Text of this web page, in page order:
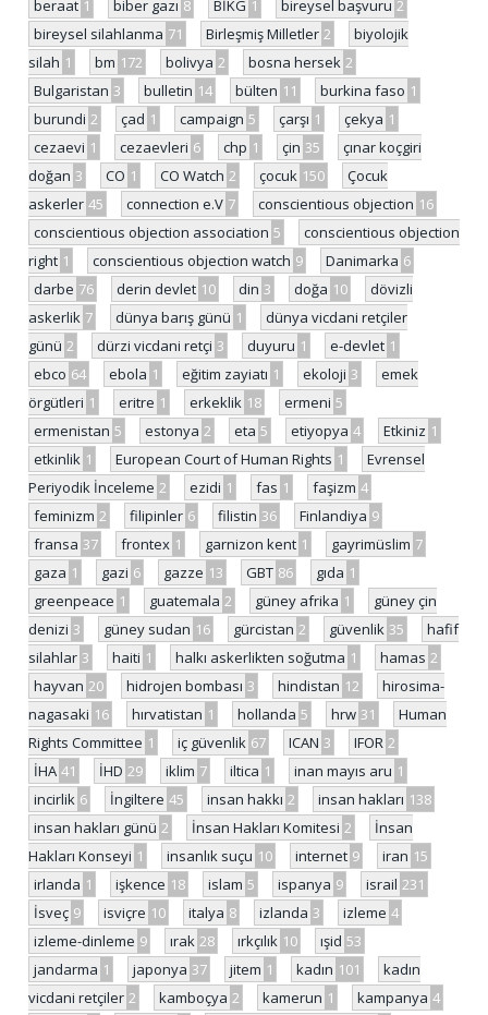
beraat 1 biber gazı 8 BİKG 1 bireysel başvuru 2
bireysel silahlanma 71 Birleşmiş Milletler 2
biyolojik
silah 1 bm 172 bolivya 2 bosna hersek 2
Bulgaristan 3 bulletin 14 bülten 11 burkina faso 1
burundi 2 çad 1 campaign 5 çarşı 1 çekya 1
cezaevi 1 cezaevleri 6 chp 1 çin 35
çınar koçgiri
doğan 3 CO 1 CO Watch 2 çocuk 150
Çocuk
askerler 45 connection e.V 7 conscientious objection 16
conscientious objection association 5
conscientious objection
right 1 conscientious objection watch 9 Danimarka 6
darbe 76 derin devlet 10 din 3 doğa 10
dövizli
askerlik 7 dünya barış günü 1
dünya vicdani retçiler
günü 2 dürzi vicdani retçi 3 duyuru 1 e-devlet 1
ebco 64 ebola 1 eğitim zayiatı 1 ekoloji 3
emek
örgütleri 1 eritre 1 erkeklik 18 ermeni 5
ermenistan 5 estonya 2 eta 5 etiyopya 4 Etkiniz 1
etkinlik 1 European Court of Human Rights 1
Evrensel
Periyodik İnceleme 2 ezidi 1 fas 1 faşizm 4
feminizm 2 filipinler 6 filistin 36 Finlandiya 9
fransa 37 frontex 1 garnizon kent 1 gayrimüslim 7
gaza 1 gazi 6 gazze 13 GBT 86 gıda 1
greenpeace 1 guatemala 2 güney afrika 1
güney çin
denizi 3 güney sudan 16 gürcistan 2 güvenlik 35
hafif
silahlar 3 haiti 1 halkı askerlikten soğutma 1 hamas 2
hayvan 20 hidrojen bombası 3 hindistan 12
hirosima-
nagasaki 16 hırvatistan 1 hollanda 5 hrw 31
Human
Rights Committee 1 iç güvenlik 67 ICAN 3 IFOR 2
İHA 41 İHD 29 iklim 7 iltica 1 inan mayıs aru 1
incirlik 6 İngiltere 45 insan hakkı 2 insan hakları 138
insan hakları günü 2 İnsan Hakları Komitesi 2
İnsan
Hakları Konseyi 1 insanlık suçu 10 internet 9 iran 15
irlanda 1 işkence 18 islam 5 ispanya 9 israil 231
İsveç 9 isviçre 10 italya 8 izlanda 3 izleme 4
izleme-dinleme 9 ırak 28 ırkçılık 10 ışid 53
jandarma 1 japonya 37 jitem 1 kadın 101
kadın
vicdani retçiler 2 kamboçya 2 kamerun 1 kampanya 4